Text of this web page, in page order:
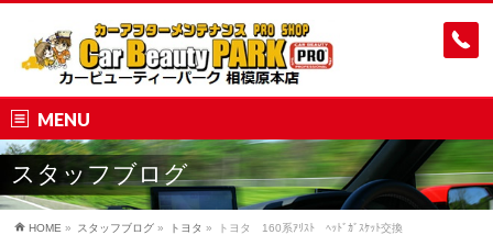
MENU
スタッフブログ
HOME » スタッフブログ » トヨタ » トヨタ 160系ｱﾘｽﾄ ﾍｯﾄﾞｶﾞｽｹｯﾄ交換